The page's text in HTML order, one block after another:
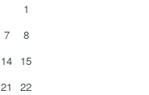
1
7
8
14 15
21
22